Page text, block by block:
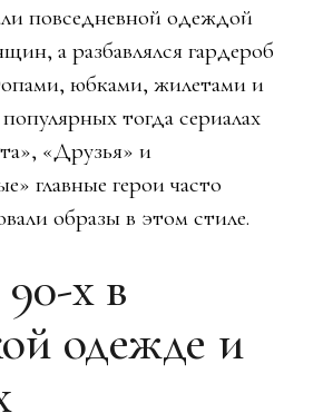
повседневной одеждой
а разбавлялся гардероб
юбками, жилетами и
тогда сериалах
«Друзья» и
главные герои часто
образы в этом стиле.
х в
одежде и